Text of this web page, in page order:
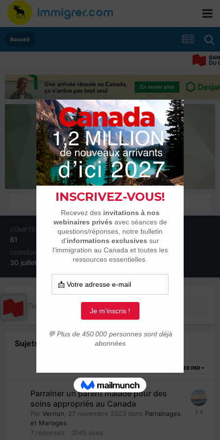
Accueil
Vernon
Membres
COMPTEUR DE CONTENUS
81
INSCRIPTION
4 novembre 2023
DERNIÈRE VISITE
30 juillet 2025
JOURS GAGNÉS
5
Type de contenu
Sujets posté(e)s par Vernon
TRIER PAR
Parrainer un parent malade pour des
soins appropriés au Canada
Par Vernon 27 novembre 2023 dans Parrainages
et Mariages
7 réponses 3145 vues